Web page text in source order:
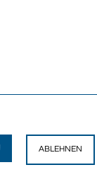
ABLEHNEN